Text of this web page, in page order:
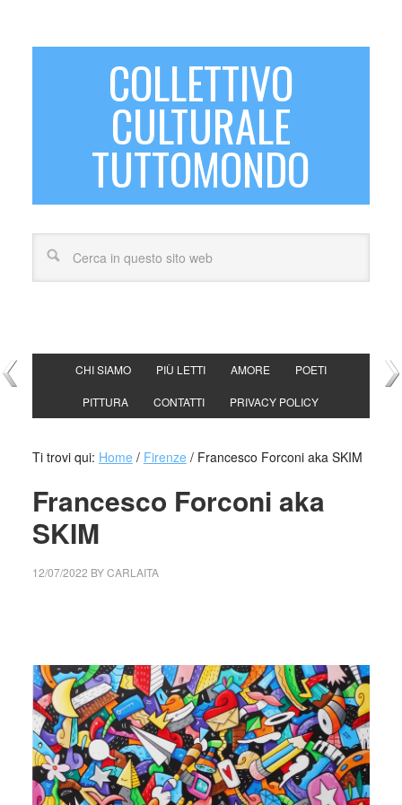
COLLETTIVO
CULTURALE
TUTTOMONDO
CHI SIAMO PIÙ LETTI AMORE POETI
PITTURA CONTATTI PRIVACY POLICY
Ti trovi qui: Home / Firenze /Francesco Forconi aka SKIM
Francesco Forconi aka
SKIM
12/07/2022 BYCARLAITA